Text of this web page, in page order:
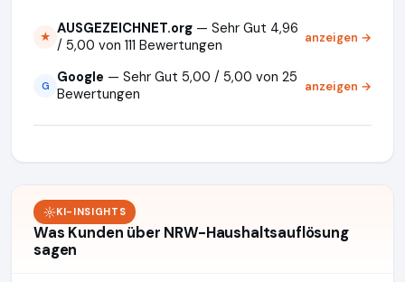
★ AUSGEZEICHNET.org — Sehr Gut 4,96
/ 5,00 von 111 Bewertungen
anzeigen →
G Google — Sehr Gut 5,00 / 5,00 von 25
Bewertungen
anzeigen →
KI-INSIGHTS
Was Kunden über NRW-Haushaltsauflösung
sagen